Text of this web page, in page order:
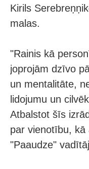
Kirils
malas.
"Rainis kā
joprojām dzīvo
un mentalitāte,
lidojumu un
Atbalstot šīs
par vienotību, kā
"Paaudze"